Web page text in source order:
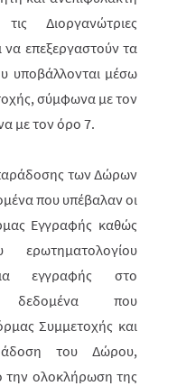
Διοργανώτριες
να επεξεργαστούν τα
υποβάλλονται μέσω
σύμφωνα με τον
με τον όρο 7.
των Δώρων
που υπέβαλαν οι
Eγγραφής καθώς
εγγραφής στο
που
Συμμετοχής και
του Δώρου,
την ολοκλήρωση της